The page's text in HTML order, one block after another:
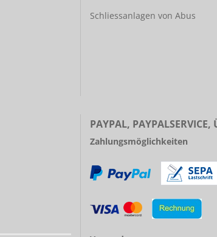
Schliessanlagen von Abus
PAYPAL, PAYPALSERVICE,
Zahlungsmöglichkeiten